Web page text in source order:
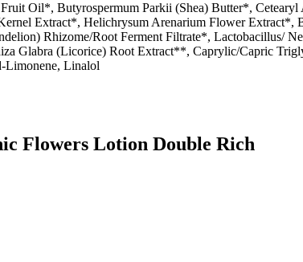
Oil*, Butyrospermum Parkii (Shea) Butter*,
Extract*, Helichrysum Arenarium Flower
Rhizome/Root Ferment Filtrate*, Lactobacillus/
Glabra (Licorice) Root Extract**, Caprylic/Capric
Limonene, Linalol
Flowers Lotion Double Rich